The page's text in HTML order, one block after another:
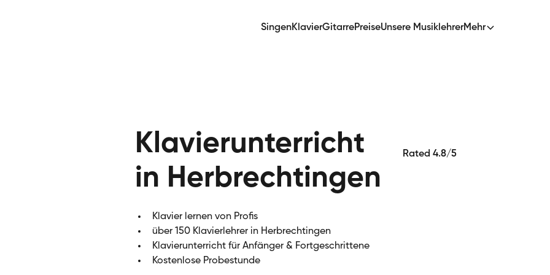
SingenKlavierGitarrePreiseUnsere MusiklehrerMehr
Klavierunterricht
in Herbrechtingen
Klavier lernen von Profis
über 150 Klavierlehrer in Herbrechtingen
Klavierunterricht für Anfänger & Fortgeschrittene
Kostenlose Probestunde
Rated 4.8/5